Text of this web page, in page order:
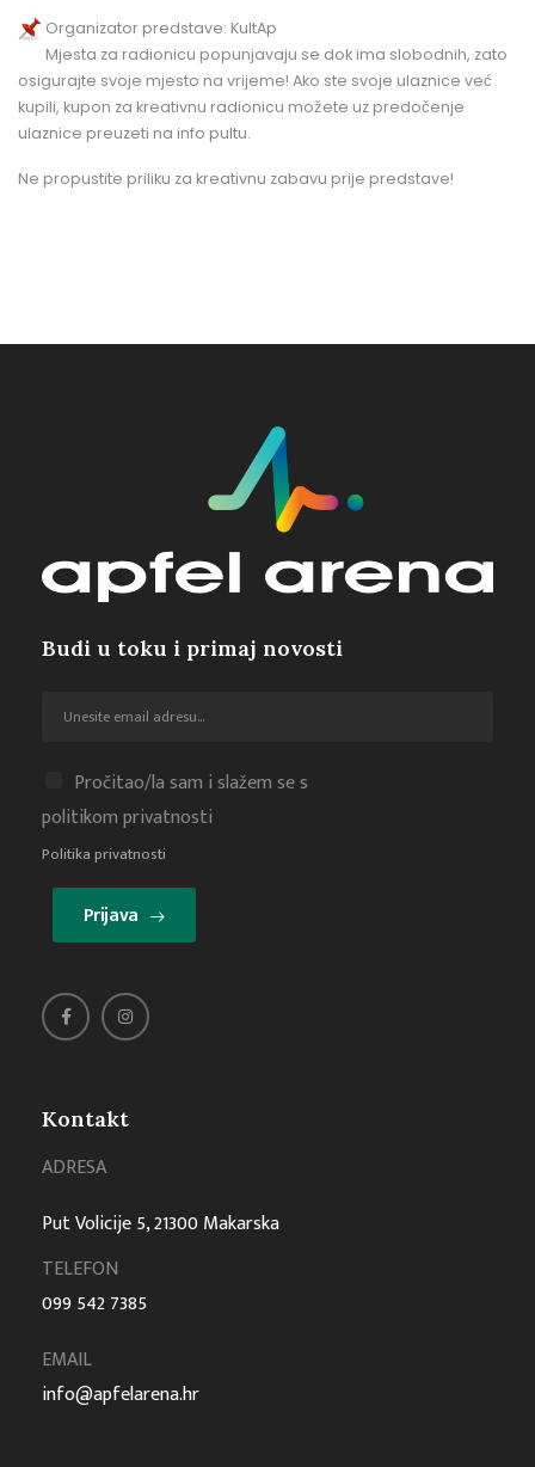
Organizator predstave: KultAp
Mjesta za radionicu popunjavaju se dok ima slobodnih, zato
osigurajte svoje mjesto na vrijeme! Ako ste svoje ulaznice već
kupili, kupon za kreativnu radionicu možete uz predočenje
ulaznice preuzeti na info pultu.
Ne propustite priliku za kreativnu zabavu prije predstave!
Kontakt
ADRESA
Put Volicije 5, 21300 Makarska
TELEFON
099 542 7385
EMAIL
info@apfelarena.hr
Budi u toku i primaj novosti
Pročitao/la sam i slažem se s
politikom privatnosti
Politika privatnosti
Prijava